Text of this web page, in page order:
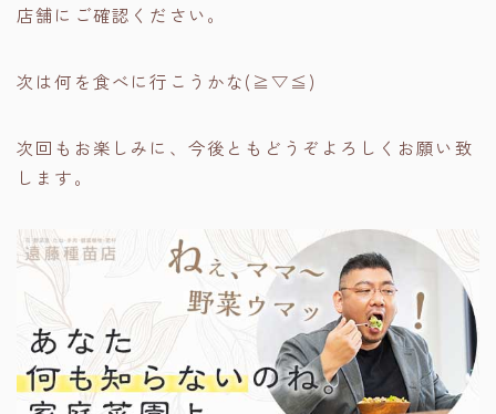
店舗にご確認ください。
次は何を食べに行こうかな(≧▽≦)
次回もお楽しみに、今後ともどうぞよろしくお願い致
します。